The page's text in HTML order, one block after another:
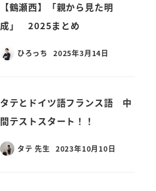
【鶴瀬西】「親から見た明
成」 2025まとめ
ひろっち 2025年3月14日
タテとドイツ語フランス語 中
間テストスタート！！
タテ 先生 2023年10月10日